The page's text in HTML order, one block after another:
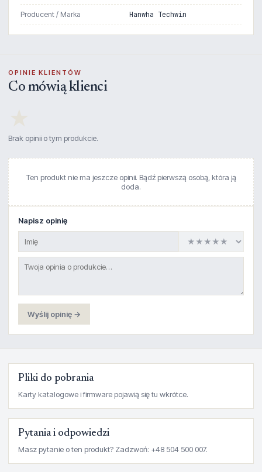
Producent / Marka Hanwha Techwin
OPINIE KLIENTÓW
Co mówią klienci
Brak opinii o tym produkcie.
Ten produkt nie ma jeszcze opinii. Bądź pierwszą osobą, która ją
doda.
Napisz opinię
Wyślij opinię →
Pliki do pobrania
Karty katalogowe i firmware pojawią się tu wkrótce.
Pytania i odpowiedzi
Masz pytanie o ten produkt? Zadzwoń: +48 504 500 007.